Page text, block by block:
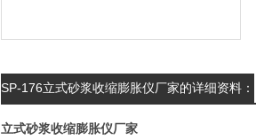
SP-176立式砂浆收缩膨胀仪厂家的详细资料：
立式砂浆收缩膨胀仪厂家